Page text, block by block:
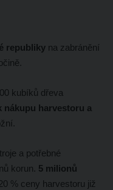
republiky na zabránění
kubíků dřeva
harvestoru a
a potřebné
korun. 5 milionů
% ceny harvestoru již